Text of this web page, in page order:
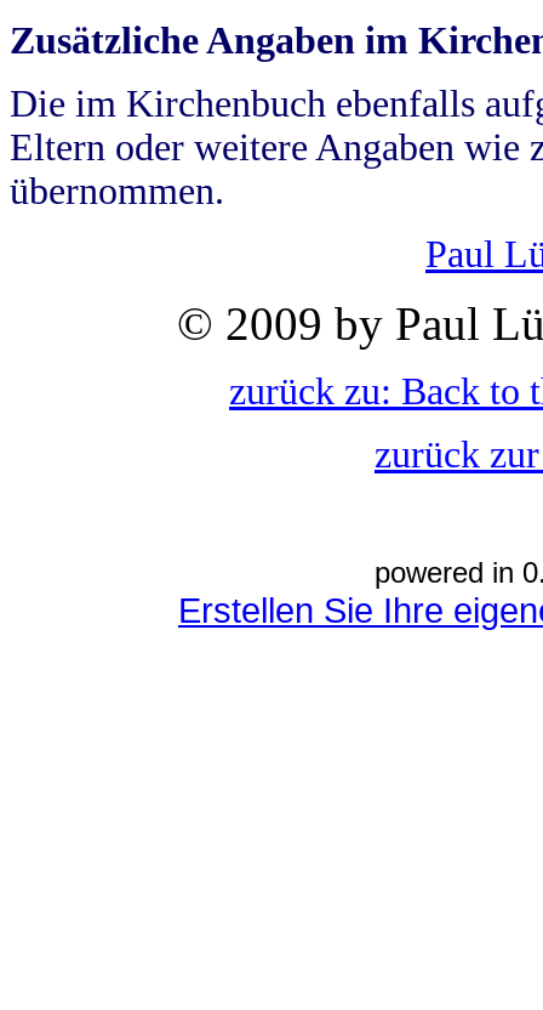
Zusätzliche Angaben im
Die im Kirchenbuch ebenfalls
Eltern oder weitere Angaben wie
übernommen.
Paul
© 2009 by Paul
zurück zu: Back to
zurück
powered in
Erstellen Sie Ihre